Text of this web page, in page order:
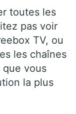
toutes les
pas voir
TV, ou
les chaînes
vous
la plus